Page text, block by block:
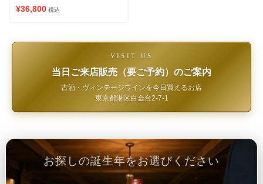
¥36,800 税込
VISIT US
当日ご来店販売（要ご予約）のご案内
古酒・ヴィンテージワインを今日買えるお店
東京都港区白金台2-7-1
お探しの誕生年をお選びください